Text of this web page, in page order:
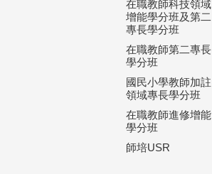
在職教師科技領域
增能學分班及第二
專長學分班
在職教師第二專長
學分班
國民小學教師加註
領域專長學分班
在職教師進修增能
學分班
師培USR